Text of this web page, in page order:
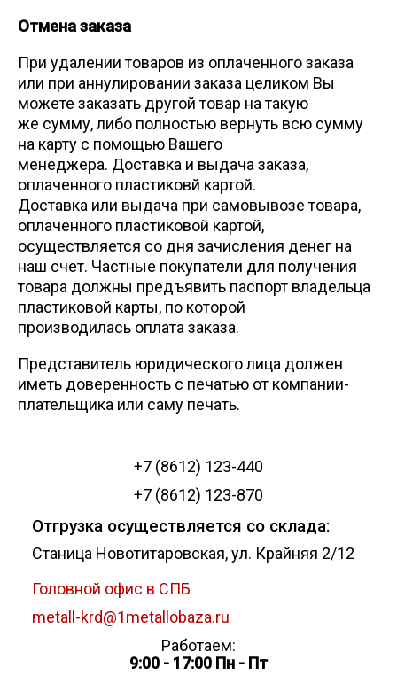
Отмена заказа
При удалении товаров из оплаченного заказа
или при аннулировании заказа целиком Вы
можете заказать другой товар на такую
же сумму, либо полностью вернуть всю сумму
на карту с помощью Вашего
менеджера. Доставка и выдача заказа,
оплаченного пластиковй картой.
Доставка или выдача при самовывозе товара,
оплаченного пластиковой картой,
осуществляется со дня зачисления денег на
наш счет. Частные покупатели для получения
товара должны предъявить паспорт владельца
пластиковой карты, по которой
производилась оплата заказа.
Представитель юридического лица должен
иметь доверенность с печатью от компании-
плательщика или саму печать.
+7 (8612) 123-440
+7 (8612) 123-870
Отгрузка осуществляется со склада:
Станица Новотитаровская, ул. Крайняя 2/12
Головной офис в СПБ
metall-krd@1metallobaza.ru
Работаем:
9:00 - 17:00 Пн - Пт